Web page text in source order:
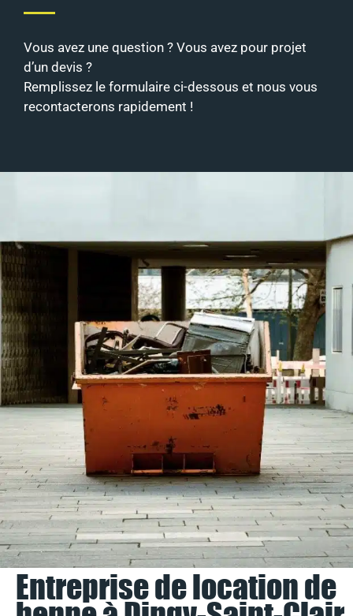
Vous avez une question ? Vous avez pour projet
d’un devis ?
Remplissez le formulaire ci-dessous et nous vous
recontacterons rapidement !
Entreprise de location de